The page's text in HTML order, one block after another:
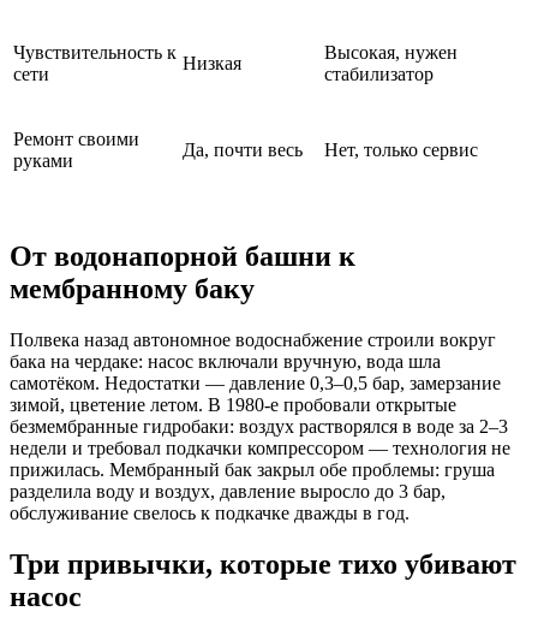
Чувствительность к
сети
Низкая
Высокая, нужен
стабилизатор
Ремонт своими
руками
Да, почти весь Нет, только сервис
От водонапорной башни к
мембранному баку
Полвека назад автономное водоснабжение строили вокруг
бака на чердаке: насос включали вручную, вода шла
самотёком. Недостатки — давление 0,3–0,5 бар, замерзание
зимой, цветение летом. В 1980-е пробовали открытые
безмембранные гидробаки: воздух растворялся в воде за 2–3
недели и требовал подкачки компрессором — технология не
прижилась. Мембранный бак закрыл обе проблемы: груша
разделила воду и воздух, давление выросло до 3 бар,
обслуживание свелось к подкачке дважды в год.
Три привычки, которые тихо убивают
насос